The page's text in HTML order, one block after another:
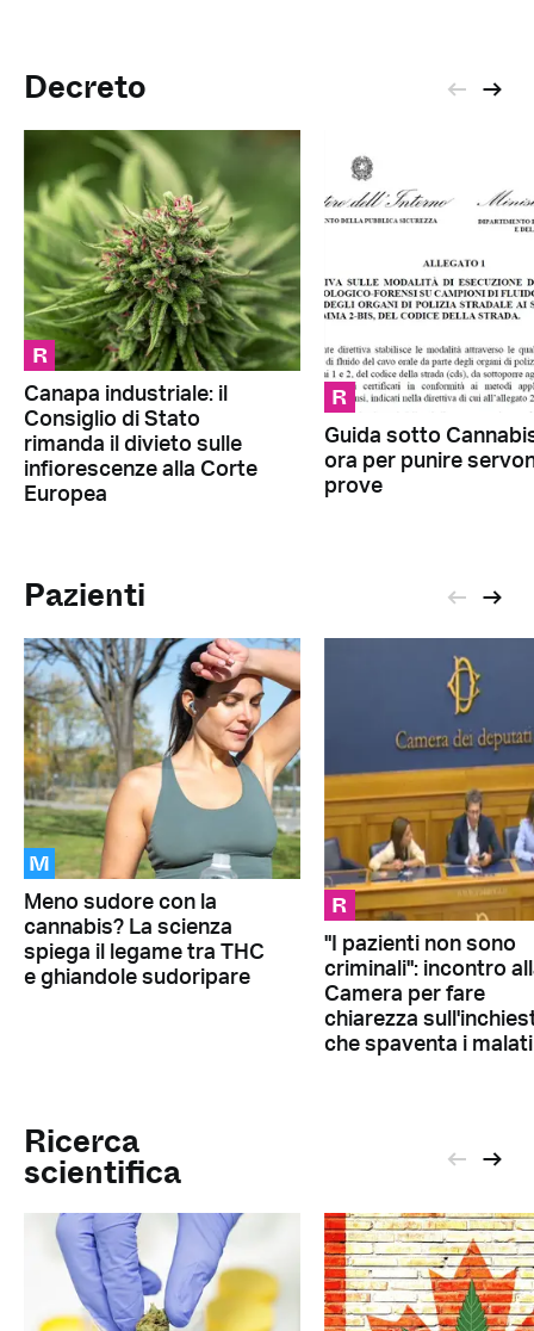
Decreto
R
Canapa industriale: il
Consiglio di Stato
rimanda il divieto sulle
infiorescenze alla Corte
Europea
R
Guida sotto
ora per punire
prove
Pazienti
M
Meno sudore con la
cannabis? La scienza
spiega il legame tra THC
e ghiandole sudoripare
R
"I pazienti non sono
criminali": incontro
Camera per fare
chiarezza
che spaventa i malati
Ricerca
scientifica